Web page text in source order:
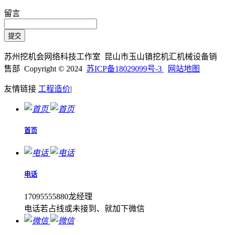
留言
苏州挖机会网络科技工作室 昆山市玉山镇挖机汇机械设备销
售部 Copyright © 2024 苏ICP备18029099号-3 网站地图
友情链接 工程造价|
首页
电话
17095555880龙经理
电话若占线或未接到、就加下微信